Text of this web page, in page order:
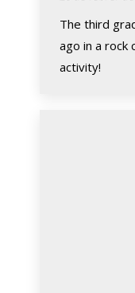
The third
ago in a rock
activity!